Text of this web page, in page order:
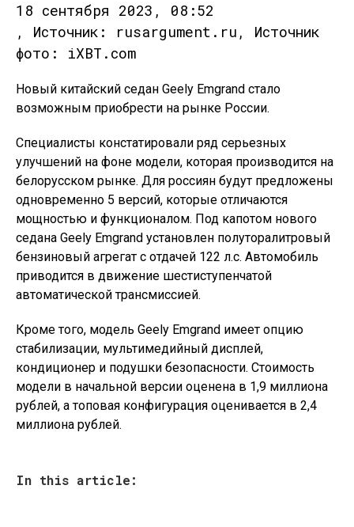
18 сентября 2023, 08:52
, Источник: rusargument.ru, Источник
фото: iXBT.com
Новый китайский седан Geely Emgrand стало
возможным приобрести на рынке России.
Специалисты констатировали ряд серьезных
улучшений на фоне модели, которая производится на
белорусском рынке. Для россиян будут предложены
одновременно 5 версий, которые отличаются
мощностью и функционалом. Под капотом нового
седана Geely Emgrand установлен полуторалитровый
бензиновый агрегат с отдачей 122 л.с. Автомобиль
приводится в движение шестиступенчатой
автоматической трансмиссией.
Кроме того, модель Geely Emgrand имеет опцию
стабилизации, мультимедийный дисплей,
кондиционер и подушки безопасности. Стоимость
модели в начальной версии оценена в 1,9 миллиона
рублей, а топовая конфигурация оценивается в 2,4
миллиона рублей.
In this article: